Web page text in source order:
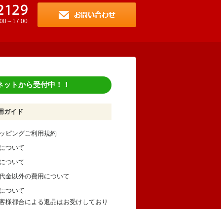
～17:00
トから受付中！！
ガイド
ピングご利用規約
ついて
ついて
金以外の費用について
ついて
様都合による返品はお受けしており